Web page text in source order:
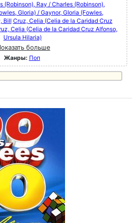
(Robinson), Ray / Charles (Robinson),
Gloria) / Gaynor, GIoria (Fowles,
Bill Cruz, Celia (Celia de la Caridad Cruz
Celia (Celia de la Caridad Cruz Alfonso,
Ursula Hilaria)
больше
Жанры: Поп